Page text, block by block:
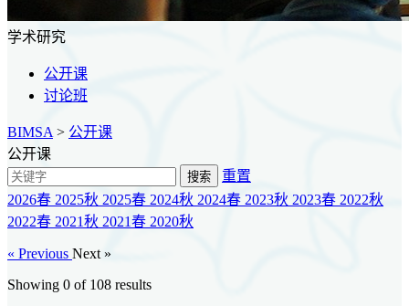
学术研究
公开课
讨论班
BIMSA > 公开课
公开课
搜索
重置
2026春 2025秋 2025春 2024秋 2024春 2023秋 2023春 2022秋
2022春 2021秋 2021春 2020秋
« Previous Next »
Showing 0 of 108 results